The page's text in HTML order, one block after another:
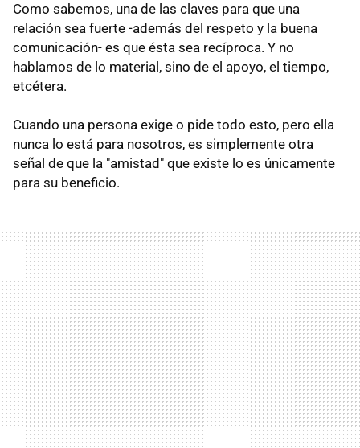
Como sabemos, una de las claves para que una
relación sea fuerte -además del respeto y la buena
comunicación- es que ésta sea recíproca. Y no
hablamos de lo material, sino de el apoyo, el tiempo,
etcétera.
Cuando una persona exige o pide todo esto, pero ella
nunca lo está para nosotros, es simplemente otra
señal de que la "amistad" que existe lo es únicamente
para su beneficio.